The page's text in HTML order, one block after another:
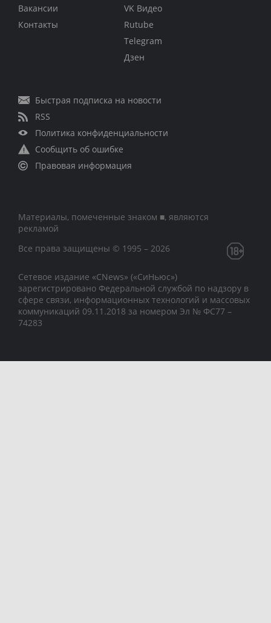
Вакансии
Контакты
VK Видео
Rutube
Telegram
Дзен
Быстрая подписка на новости
RSS
Политика конфиденциальности
Сообщить об ошибке
Правовая информация
Материалы, помеченные знаком ■, являются
рекламой
Все права защищены © 1995 – 2026
Сетевое издание «CNews» («СиНьюс»)
зарегистрировано Федеральной службой по надзору в
сфере связи, информационных технологий и массовых
коммуникаций 09.11.2018 за номером Эл № ФС77 –
74283